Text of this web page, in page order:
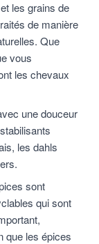
les grains de
de manière
Que
vous
les chevaux
une douceur
les dahls
sont
qui sont
que les épices